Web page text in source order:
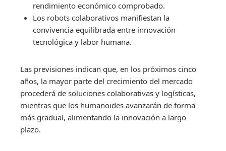
rendimiento económico comprobado.
Los robots colaborativos manifiestan la
convivencia equilibrada entre innovación
tecnológica y labor humana.
Las previsiones indican que, en los próximos cinco
años, la mayor parte del crecimiento del mercado
procederá de soluciones colaborativas y logísticas,
mientras que los humanoides avanzarán de forma
más gradual, alimentando la innovación a largo
plazo.